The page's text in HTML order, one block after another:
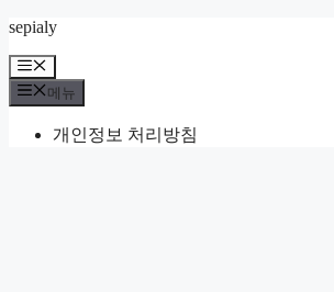
컨
츠
로
sepialy
메
뉴
메뉴
개인정보 처리방침